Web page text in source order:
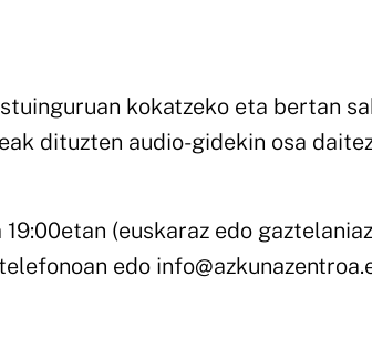
kokatzeko eta bertan
dituzten audio-gidekin osa
(euskaraz edo
edo